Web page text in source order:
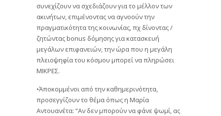
συνεχίζουν να σχεδιάζουν για το μέλλον των
ακινήτων, επιμένοντας να αγνοούν την
πραγματικότητα της κοινωνίας, πχ δίνοντας /
ζητώντας bonus δόμησης για κατασκευή
μεγάλων επιφανειών, την ώρα που η μεγάλη
πλειοψηφία του κόσμου μπορεί να πληρώσει
ΜΙΚΡΕΣ.
•Άποκομμένοι από την καθημερινότητα,
προσεγγίζουν το θέμα όπως η Μαρία
Αντουανέτα: “Αν δεν μπορούν να φάνε ψωμί, ας